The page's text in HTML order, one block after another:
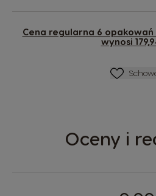
Cena regularna 6
wynosi
Lista
Oceny i